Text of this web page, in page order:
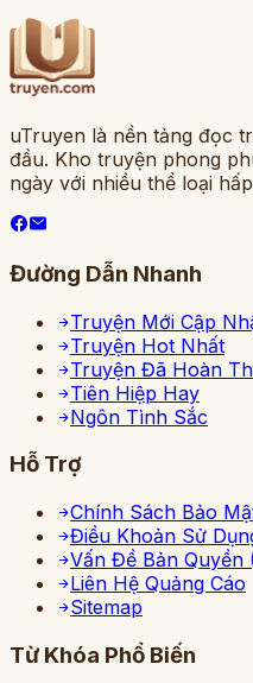
uTruyen là nền tảng đọc
đầu. Kho truyện phong
ngày với nhiều thể loại
Đường Dẫn Nhanh
Truyện Mới Cập
Truyện Hot Nhất
Truyện Đã Hoàn
Tiên Hiệp Hay
Ngôn Tình Sắc
Hỗ Trợ
Chính Sách Bảo
Điều Khoản Sử
Vấn Đề Bản Quyền
Liên Hệ Quảng Cáo
Sitemap
Từ Khóa Phổ Biến